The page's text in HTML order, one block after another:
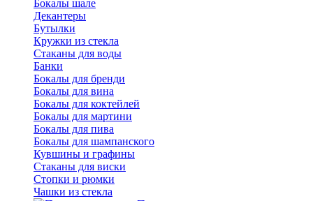
Бокалы шале
Декантеры
Бутылки
Кружки из стекла
Стаканы для воды
Банки
Бокалы для бренди
Бокалы для вина
Бокалы для коктейлей
Бокалы для мартини
Бокалы для пива
Бокалы для шампанского
Кувшины и графины
Стаканы для виски
Стопки и рюмки
Чашки из стекла